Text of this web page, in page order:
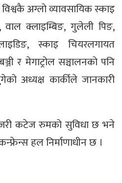
अग्लो व्यावसायिक स्काइ
क्लाइम्बिङ, गुलेली पिङ,
स्काइ चियरलगायत
र मेगाट्रोल सञ्चालनको पनि
अध्यक्ष कार्कीले जानकारी
कटेज रुमको सुविधा छ भने
हल निर्माणाधीन छ ।